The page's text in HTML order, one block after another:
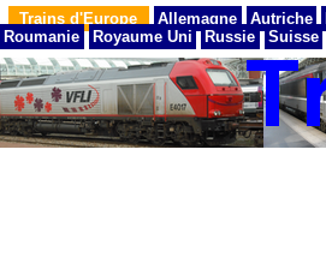
Trains d'Europe Allemagne Autriche
Roumanie
Royaume Uni Russie Suisse